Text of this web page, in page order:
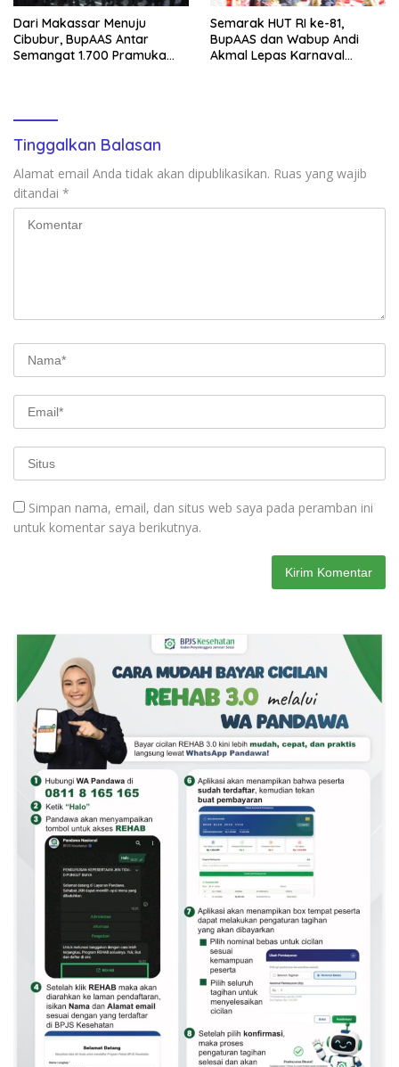
Dari Makassar Menuju
Cibubur, BupAAS Antar
Semangat 1.700 Pramuka
Semarak HUT RI ke-81,
BupAAS dan Wabup Andi
Akmal Lepas Karnaval
Tinggalkan Balasan
Alamat email Anda tidak akan dipublikasikan. Ruas yang wajib
ditandai *
Simpan nama, email, dan situs web saya pada peramban ini
untuk komentar saya berikutnya.